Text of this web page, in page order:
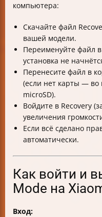
компьютера:
Скачайте файл
вашей модели.
Переименуйте файл в
установка не
Перенесите файл в
(если нет карты —
microSD).
Войдите в Recovery
увеличения
Если всё сделано
автоматически.
Как войти и
Mode на
Вход: